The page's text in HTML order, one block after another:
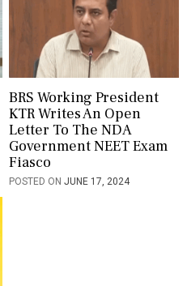
BRS Working President
KTR Writes An Open
Letter To The NDA
Government NEET Exam
Fiasco
POSTED ONJUNE 17, 2024